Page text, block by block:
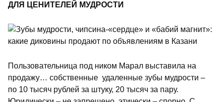
ДЛЯ ЦЕНИТЕЛЕЙ МУДРОСТИ
Пользовательница под ником Марал выставила на
продажу… собственные удаленные зубы мудрости –
по 10 тысяч рублей за штуку, 20 тысяч за пару.